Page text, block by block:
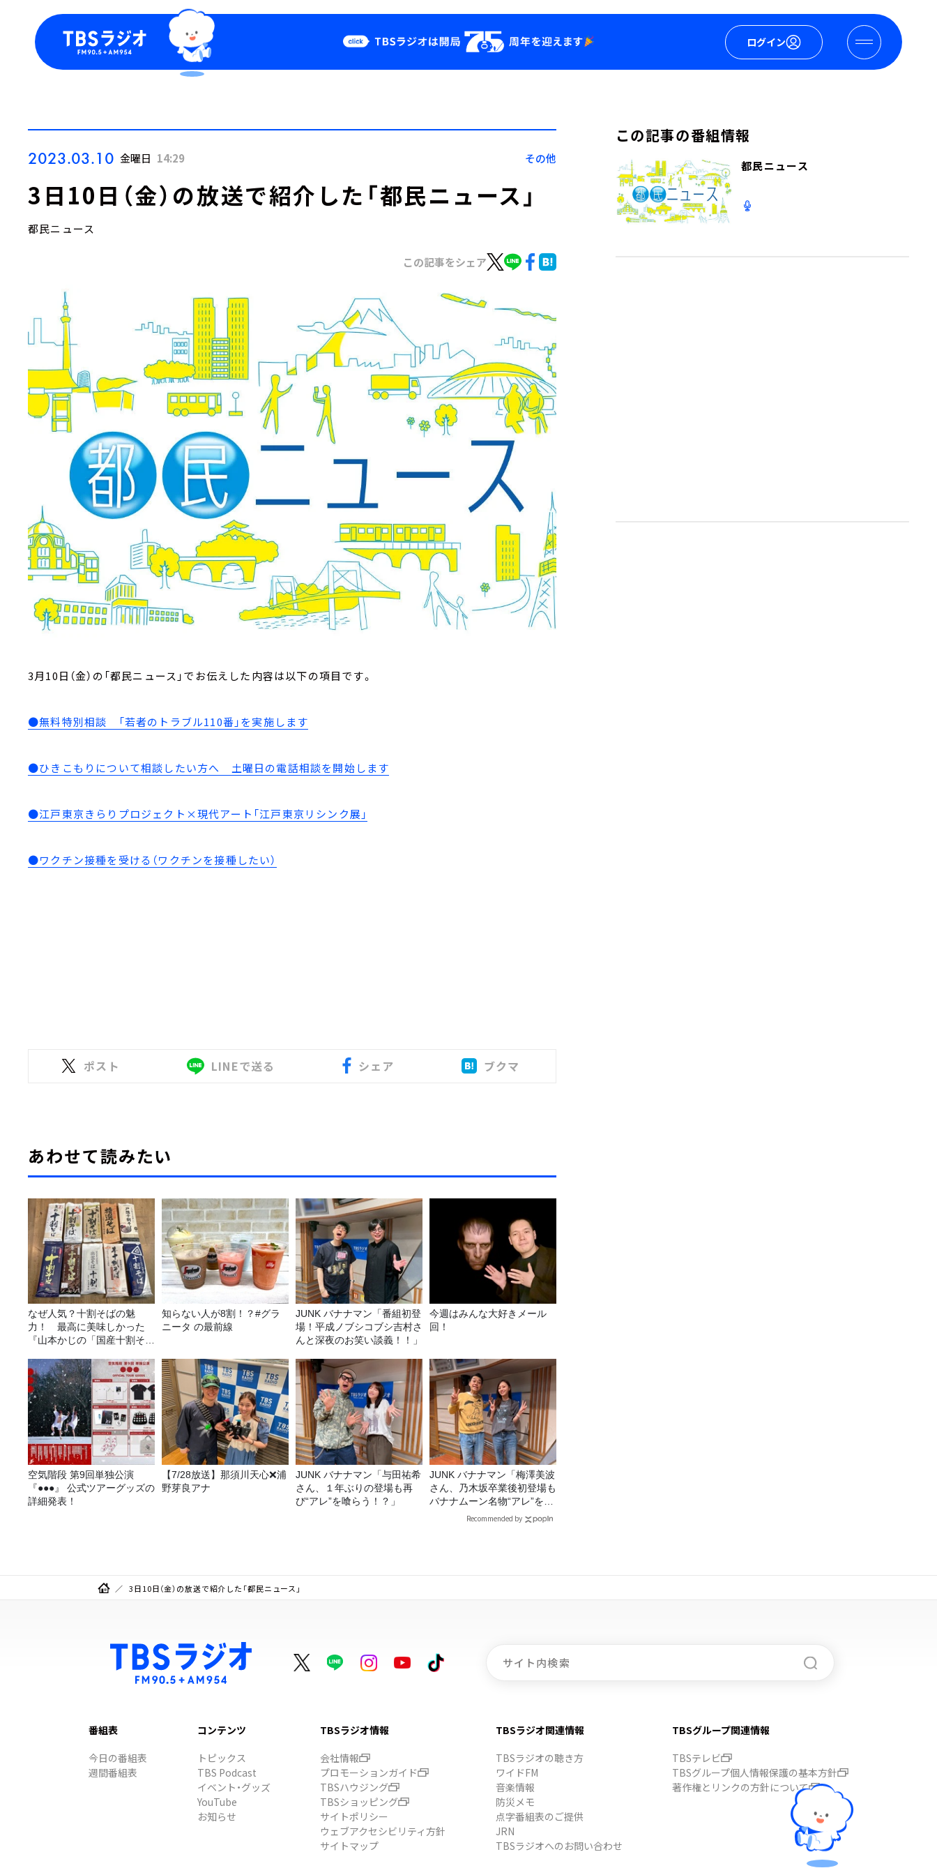
ログイン
Podcast
YouTube
2023.03.10 金曜日 14:29 その他
3日10日（金）の放送で紹介した「都民ニュース」
都民ニュース
この記事をシェア
3月10日（金）の「都民ニュース」でお伝えした内容は以下の項目です。
●無料特別相談 「若者のトラブル110番」を実施します
●ひきこもりについて相談したい方へ 土曜日の電話相談を開始します
●江戸東京きらりプロジェクト×現代アート「江戸東京リシンク展」
●ワクチン接種を受ける（ワクチンを接種したい）
ポスト LINEで送る シェア ブクマ
あわせて読みたい
なぜ人気？十割そばの魅
力！ 最高に美味しかった
『山本かじの「国産十割そ
種食べ比べ】
知らない人が8割！？#グラ
ニータ の最前線
JUNK バナナマン「番組初登
場！平成ノブシコブシ吉村さ
んと深夜のお笑い談義！！」
今週はみんな大好きメール
回！
空気階段 第9回単独公演
『●●●』 公式ツアーグッズの
詳細発表！
【7/28放送】那須川天心❌浦
野芽良アナ
JUNK バナナマン「与田祐希
さん、１年ぶりの登場も再
び“アレ”を喰らう！？」
JUNK バナナマン「梅澤美波
さん、乃木坂卒業後初登場も
バナナムーン名物“アレ”を喰
Recommended by
この記事の番組情報
都民ニュース
3日10日（金）の放送で紹介した「都民ニュース」
番組表
今日の番組表
週間番組表
コンテンツ
トピックス
TBS Podcast
イベント・グッズ
YouTube
お知らせ
TBSラジオ情報
会社情報
プロモーションガイド
TBSハウジング
TBSショッピング
サイトポリシー
ウェブアクセシビリティ方針
サイトマップ
TBSラジオ関連情報
TBSラジオの聴き方
ワイドFM
音楽情報
防災メモ
点字番組表のご提供
JRN
TBSラジオへのお問い合わせ
TBSグループ関連情報
TBSテレビ
TBSグループ個人情報保護の基本方針
著作権とリンクの方針について